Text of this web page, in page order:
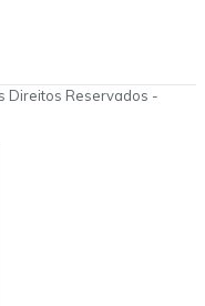
Direitos Reservados -